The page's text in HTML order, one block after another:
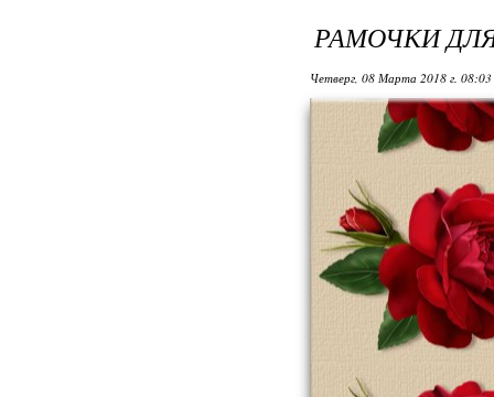
РАМОЧКИ
Четверг, 08 Марта 2018 г. 08:03